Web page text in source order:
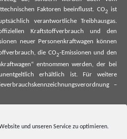
und unseren Service zu optimieren.
Faktoren beeinflusst. CO2
ist
verantwortliche Treibhausgas.
Kraftstoffverbrauch und den
neuer Personenkraftwagen können
die CO2-Emissionen und den
entnommen werden, der bei
erhältlich ist. Für weitere
–
und ggf. zum Stromverbrauch neuer